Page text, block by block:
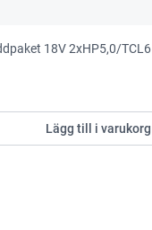
18V 2xHP5,0/TCL6
Lägg till i varukorg